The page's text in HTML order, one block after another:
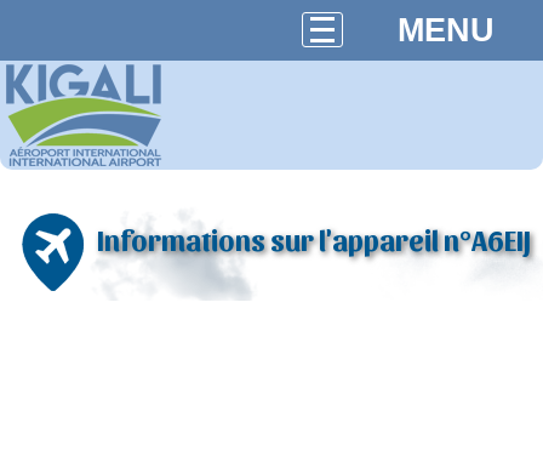
MENU
Informations sur l'appareil n°A6EIJ